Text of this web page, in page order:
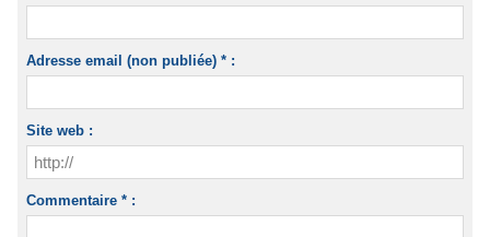
Adresse email (non publiée) * :
Site web :
Commentaire * :